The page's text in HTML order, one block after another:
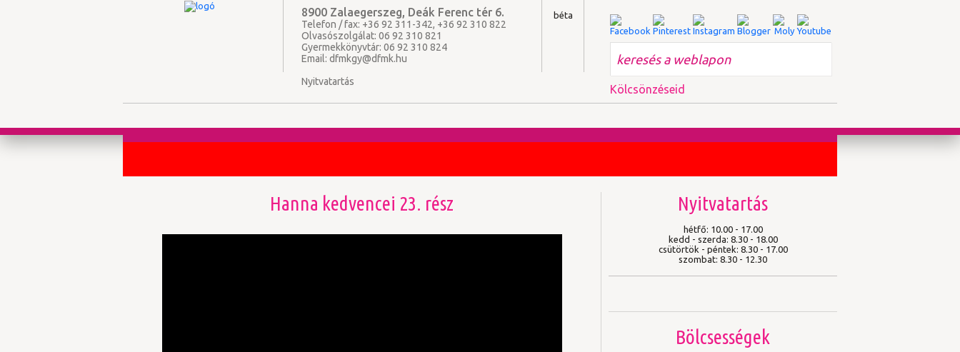
8900 Zalaegerszeg, Deák Ferenc tér 6.
Telefon / fax: +36 92 311-342, +36 92 310 822
Olvasószolgálat: 06 92 310 821
Gyermekkönyvtár: 06 92 310 824
Email:dfmkgy@dfmk.hu
Nyitvatartás
béta
Kölcsönzéseid
Hanna kedvencei 23. rész Nyitvatartás
hétfő: 10.00 - 17.00
kedd - szerda: 8.30 - 18.00
csütörtök - péntek: 8.30 - 17.00
szombat: 8.30 - 12.30
Bölcsességek